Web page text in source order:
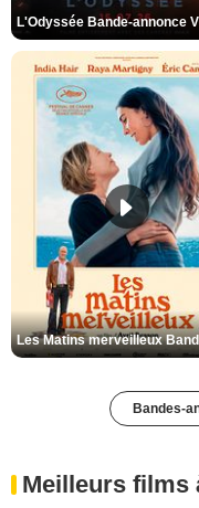
Bandes-
Meilleurs films